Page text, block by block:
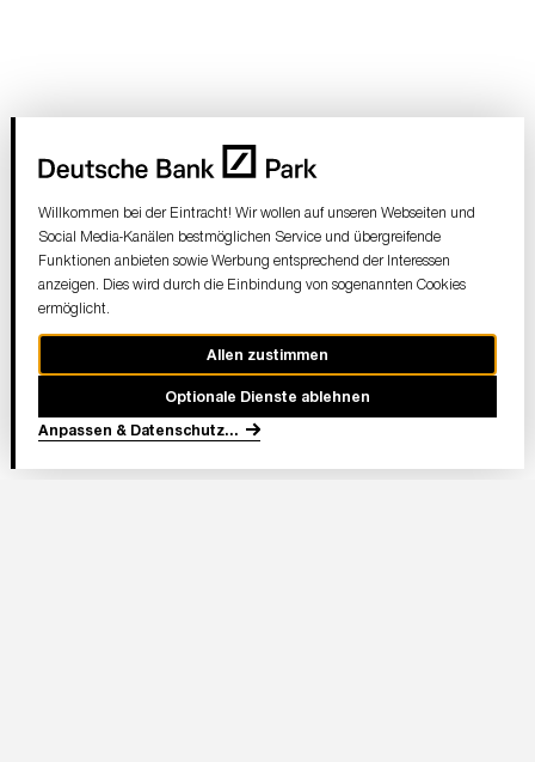
Willkommen bei der Eintracht! Wir wollen auf unseren Webseiten und
Social Media-Kanälen bestmöglichen Service und übergreifende
Funktionen anbieten sowie Werbung entsprechend der Interessen
anzeigen. Dies wird durch die Einbindung von sogenannten Cookies
ermöglicht.
Allen zustimmen
Optionale Dienste ablehnen
Anpassen & Datenschutz...